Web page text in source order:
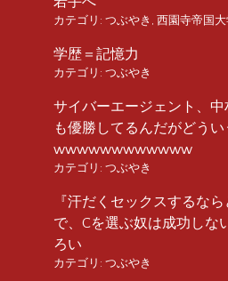
カテゴリ: つぶやき , 西園寺帝国
学歴＝記憶力
カテゴリ: つぶやき
サイバーエージェント、
も優勝してるんだがどうい
wwwwwwwwwwww
カテゴリ: つぶやき
『汗だくセックスするなら
で、Cを選ぶ奴は成功しな
ろい
カテゴリ: つぶやき